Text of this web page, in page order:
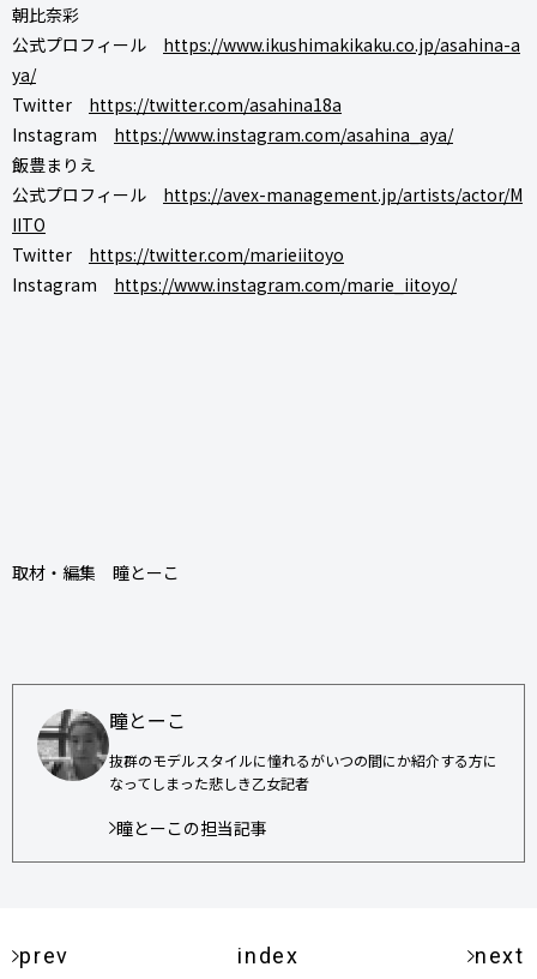
朝比奈彩
公式プロフィール https://www.ikushimakikaku.co.jp/asahina-a
ya/
Twitter https://twitter.com/asahina18a
Instagram https://www.instagram.com/asahina_aya/
飯豊まりえ
公式プロフィール https://avex-management.jp/artists/actor/M
IITO
Twitter https://twitter.com/marieiitoyo
Instagram https://www.instagram.com/marie_iitoyo/
取材・編集 瞳とーこ
瞳とーこ
抜群のモデルスタイルに憧れるがいつの間にか紹介する方に
なってしまった悲しき乙女記者
瞳とーこの担当記事
prev index next